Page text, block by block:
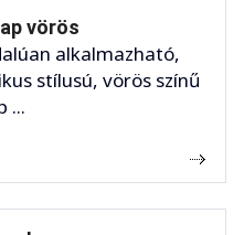
vörös
alkalmazható,
stílusú, vörös színű
...